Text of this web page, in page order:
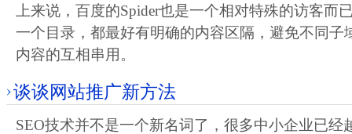
上来说，百度的Spider也是一个相对特殊的访客而
一个目录，都最好有明确的内容区隔，避免不同子
内容的互相串用。
谈谈网站推广新方法
SEO技术并不是一个新名词了，很多中小企业已经